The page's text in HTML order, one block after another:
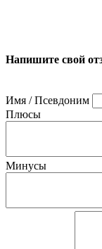
Напишите свой
Имя / Псевдоним
Плюсы
Минусы